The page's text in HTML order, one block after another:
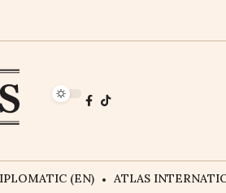
(EN)
ATLAS